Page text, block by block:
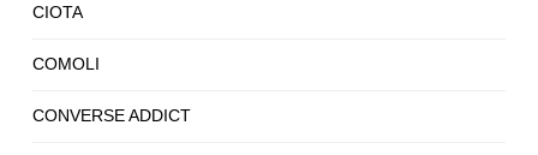
CIOTA
COMOLI
CONVERSE ADDICT